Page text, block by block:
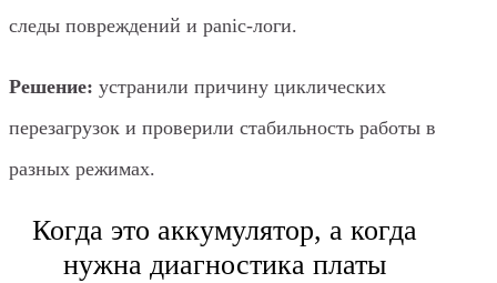
следы повреждений и panic-логи.
Решение: устранили причину циклических
перезагрузок и проверили стабильность работы в
разных режимах.
Когда это аккумулятор, а когда
нужна диагностика платы